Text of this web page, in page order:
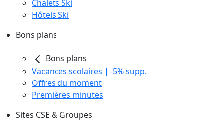
Chalets Ski
Hôtels Ski
Bons plans
Bons plans
Vacances scolaires | -5% supp.
Offres du moment
Premières minutes
Sites CSE & Groupes